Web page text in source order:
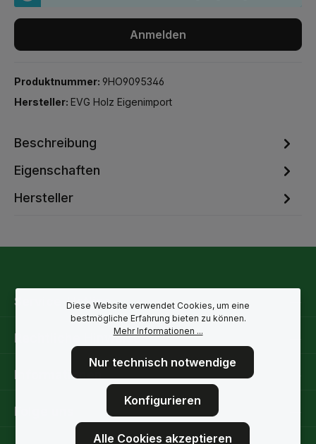
Anmelden
Produktnummer: 9HO9095346
Hersteller: EVG Holz Eigenimport
Beschreibung
Eigenschaften
Hersteller
Service-Hotline
Rechtliche Hinweise
Informationen
Folge uns
Diese Website verwendet Cookies, um eine
bestmögliche Erfahrung bieten zu können.
Mehr Informationen ...
Nur technisch notwendige
Konfigurieren
Alle Cookies akzeptieren